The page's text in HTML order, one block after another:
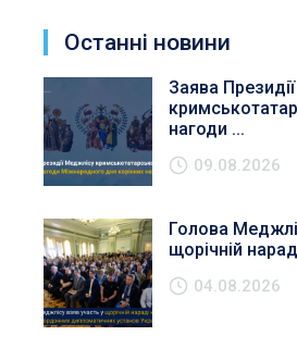
Останні новини
Заява
нагоди ...
09.08.2026
Голова
щорічній
04.08.2026